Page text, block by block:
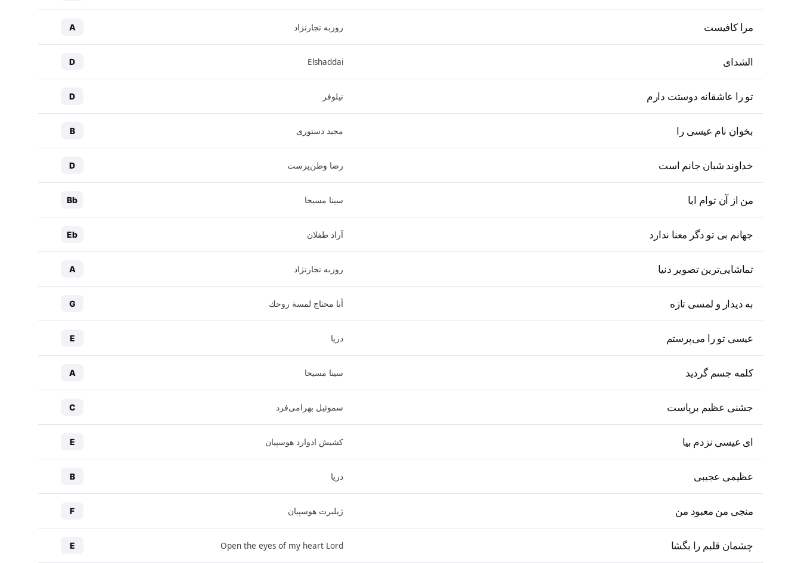
مرا کافیست روزبه نجارنژاد A
الشدای Elshaddai
D
تو را عاشقانه دوستت دارم نیلوفر D
بخوان نام عیسی را مجید دستوری B
خداوند شبان جانم است رضا وطن‌پرست D
من از آن توام ابا سینا مسیحا Bb
جهانم بی تو دگر معنا ندارد آراد طفلان Eb
تماشایی‌ترین تصویر دنیا روزبه نجارنژاد A
به دیدار و لمسی تازه أنا محتاج لمسة روحك G
عیسی تو را می‌پرستم دریا E
کلمه جسم گردید سینا مسیحا A
جشنی عظیم برپاست سموئیل بهرامی‌فرد C
ای عیسی نزدم بیا کشیش ادوارد هوسپیان E
عظیمی عجیبی دریا B
منجی من معبود من ژیلبرت هوسپیان F
چشمان قلبم را بگشا Open the eyes of my heart Lord
E